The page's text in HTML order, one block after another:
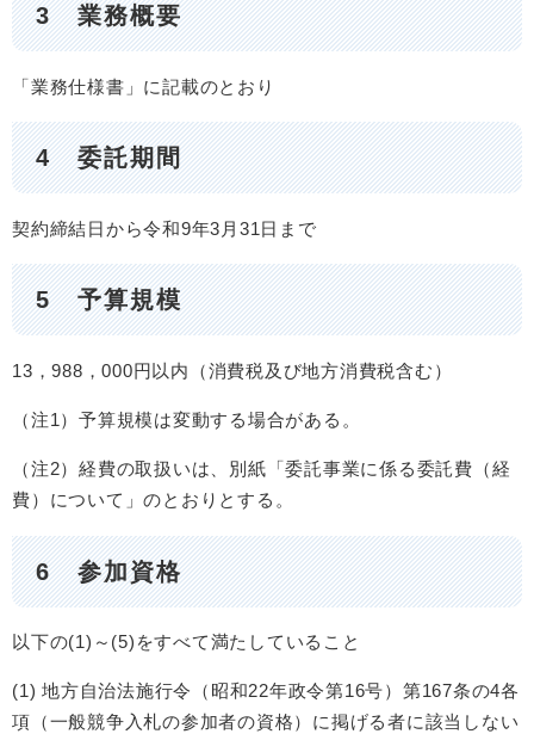
3 業務概要
「業務仕様書」に記載のとおり
4 委託期間
契約締結日から令和9年3月31日まで
5 予算規模
13，988，000円以内（消費税及び地方消費税含む）
（注1）予算規模は変動する場合がある。
（注2）経費の取扱いは、別紙「委託事業に係る委託費（経
費）について」のとおりとする。
6 参加資格
以下の(1)～(5)をすべて満たしていること
(1) 地方自治法施行令（昭和22年政令第16号）第167条の4各
項（一般競争入札の参加者の資格）に掲げる者に該当しない